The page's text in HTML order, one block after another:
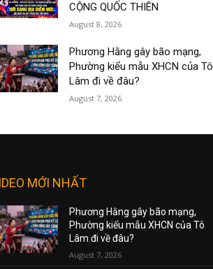
CỘNG QUỐC THIÊN
August 8, 2026
Phương Hằng gây bão mạng,
Phường kiểu mẫu XHCN của Tô
Lâm đi về đâu?
August 7, 2026
MỚI NHẤT
Phương Hằng gây bão mạng,
Phường kiểu mẫu XHCN của Tô
Lâm đi về đâu?
August 7, 2026